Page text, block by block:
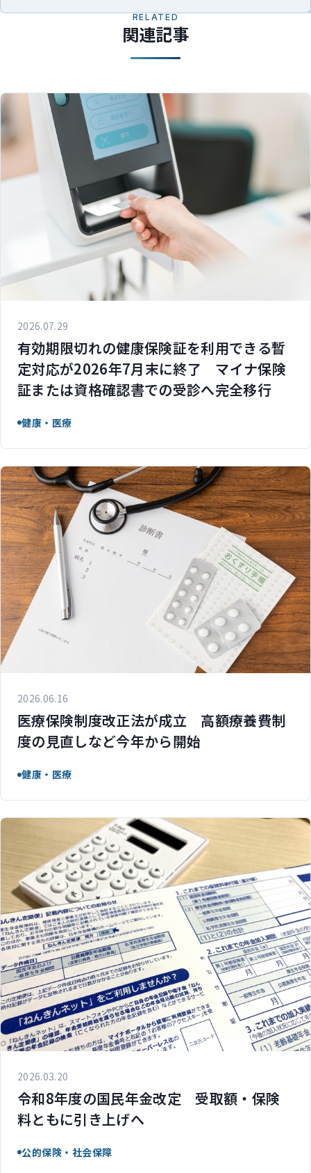
RELATED
関連記事
2026.07.29
有効期限切れの健康保険証を利用できる暫
定対応が2026年7月末に終了 マイナ保険
証または資格確認書での受診へ完全移行
健康・医療
2026.06.16
医療保険制度改正法が成立 高額療養費制
度の見直しなど今年から開始
健康・医療
2026.03.20
令和8年度の国民年金改定 受取額・保険
料ともに引き上げへ
公的保険・社会保障